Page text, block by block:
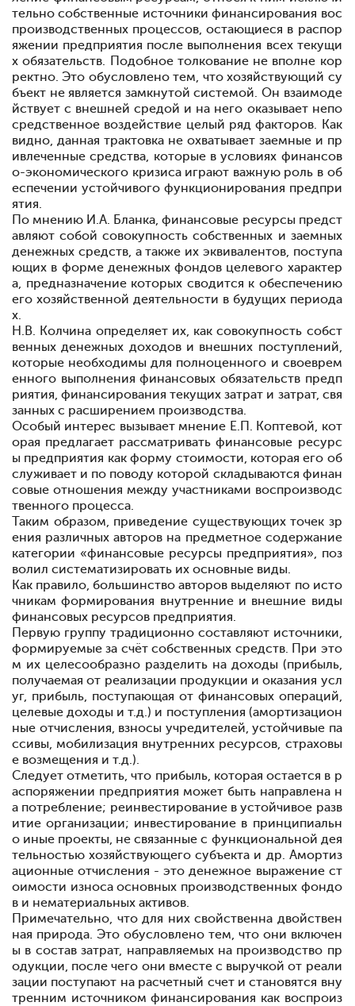
тельно собственные источники финансирования вос
производственных процессов, остающиеся в распор
яжении предприятия после выполнения всех текущи
х обязательств. Подобное толкование не вполне кор
ректно. Это обусловлено тем, что хозяйствующий су
бъект не является замкнутой системой. Он взаимоде
йствует с внешней средой и на него оказывает непо
средственное воздействие целый ряд факторов. Как
видно, данная трактовка не охватывает заемные и пр
ивлеченные средства, которые в условиях финансов
о-экономического кризиса играют важную роль в об
еспечении устойчивого функционирования предпри
ятия.
По мнению И.А. Бланка, финансовые ресурсы предст
авляют собой совокупность собственных и заемных
денежных средств, а также их эквивалентов, поступа
ющих в форме денежных фондов целевого характер
а, предназначение которых сводится к обеспечению
его хозяйственной деятельности в будущих периода
х.
Н.В. Колчина определяет их, как совокупность собст
венных денежных доходов и внешних поступлений,
которые необходимы для полноценного и своеврем
енного выполнения финансовых обязательств предп
риятия, финансирования текущих затрат и затрат, свя
занных с расширением производства.
Особый интерес вызывает мнение Е.П. Коптевой, кот
орая предлагает рассматривать финансовые ресурс
ы предприятия как форму стоимости, которая его об
служивает и по поводу которой складываются финан
совые отношения между участниками воспроизводс
твенного процесса.
Таким образом, приведение существующих точек зр
ения различных авторов на предметное содержание
категории «финансовые ресурсы предприятия», поз
волил систематизировать их основные виды.
Как правило, большинство авторов выделяют по исто
чникам формирования внутренние и внешние виды
финансовых ресурсов предприятия.
Первую группу традиционно составляют источники,
формируемые за счёт собственных средств. При это
м их целесообразно разделить на доходы (прибыль,
получаемая от реализации продукции и оказания усл
уг, прибыль, поступающая от финансовых операций,
целевые доходы и т.д.) и поступления (амортизацион
ные отчисления, взносы учредителей, устойчивые па
ссивы, мобилизация внутренних ресурсов, страховы
е возмещения и т.д.).
Следует отметить, что прибыль, которая остается в р
аспоряжении предприятия может быть направлена н
а потребление; реинвестирование в устойчивое разв
итие организации; инвестирование в принципиальн
о иные проекты, не связанные с функциональной дея
тельностью хозяйствующего субъекта и др. Амортиз
ационные отчисления - это денежное выражение ст
оимости износа основных производственных фондо
в и нематериальных активов.
Примечательно, что для них свойственна двойствен
ная природа. Это обусловлено тем, что они включен
ы в состав затрат, направляемых на производство пр
одукции, после чего они вместе с выручкой от реали
зации поступают на расчетный счет и становятся вну
тренним источником финансирования как воспроиз